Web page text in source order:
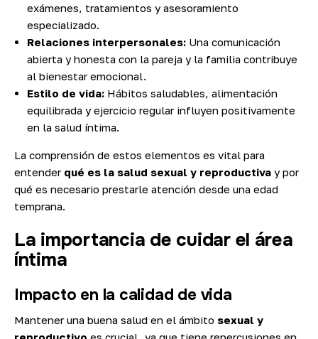
exámenes, tratamientos y asesoramiento
especializado.
Relaciones interpersonales: Una comunicación
abierta y honesta con la pareja y la familia contribuye
al bienestar emocional.
Estilo de vida: Hábitos saludables, alimentación
equilibrada y ejercicio regular influyen positivamente
en la salud íntima.
La comprensión de estos elementos es vital para
entender qué es la salud sexual y reproductiva y por
qué es necesario prestarle atención desde una edad
temprana.
La importancia de cuidar el área
íntima
Impacto en la calidad de vida
Mantener una buena salud en el ámbito sexual y